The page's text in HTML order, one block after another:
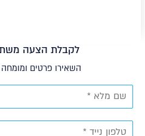
לקבלת הצעה
השאירו פרטים ומומחה